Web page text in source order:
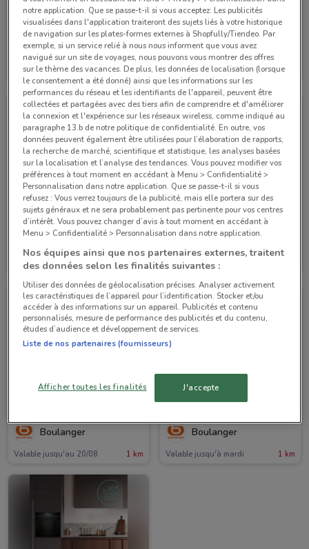
Boulanger
Valable jusqu'au 17/08 1 km
Boulanger
Valable jusqu'au 20/08 1 km
-3 JOURS
Valable jusqu'à mardi 1 km
-3 JOURS
Boulanger
Valable jusqu'à mardi
Boulanger
Valable jusqu'au 20/08 1 km
Boulanger
Valable jusqu'à mardi 1 km
notre application. Que se passe-t-il si vous acceptez: Les publicités
visualisées dans l'application traiteront des sujets liés à votre historique
de navigation sur les plates-formes externes à Shopfully/Tiendeo. Par
exemple, si un service relié à nous nous informent que vous avez
navigué sur un site de voyages, nous pouvons vous montrer des offres
sur le thème des vacances. De plus, les données de localisation (lorsque
le consentement a été donné) ainsi que les informations sur les
performances du réseau et les identifiants de l'appareil, peuvent être
collectées et partagées avec des tiers afin de comprendre et d'améliorer
la connexion et l'expérience sur les réseaux wireless, comme indiqué au
paragraphe 13.b de notre politique de confidentialité. En outre, vos
données peuvent également être utilisées pour l’élaboration de rapports,
la recherche de marché, scientifique et statistique, les analyses basées
sur la localisation et l’analyse des tendances. Vous pouvez modifier vos
préférences à tout moment en accédant à Menu > Confidentialité >
Personnalisation dans notre application. Que se passe-t-il si vous
refusez : Vous verrez toujours de la publicité, mais elle portera sur des
sujets généraux et ne sera probablement pas pertinente pour vos centres
d’intérêt. Vous pouvez changer d’avis à tout moment en accédant à
Menu > Confidentialité > Personnalisation dans notre application.
Nos équipes ainsi que nos partenaires externes, traitent
des données selon les finalités suivantes :
Utiliser des données de géolocalisation précises. Analyser activement
les caractéristiques de l’appareil pour l’identification. Stocker et/ou
accéder à des informations sur un appareil. Publicités et contenu
personnalisés, mesure de performance des publicités et du contenu,
études d’audience et développement de services.
Liste de nos partenaires (fournisseurs)
Afficher toutes les finalités J'accepte